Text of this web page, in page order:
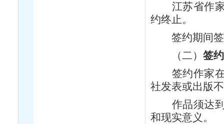
江苏省作家
约终止。
签约期间签
（二） 签
签约作家在
社发表或出版
作品须达到
和现实意义。